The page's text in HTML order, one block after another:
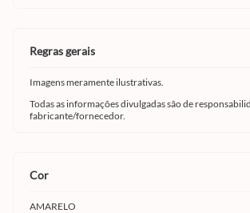
regras gerais
Imagens meramente ilustrativas.
Todas as informações divulgadas são de
fabricante/fornecedor.
cor
AMARELO